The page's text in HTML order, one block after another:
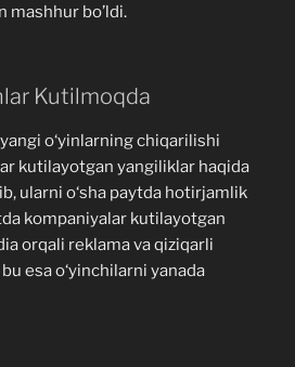
mashhur bo’ldi.
Kutilmoqda
o‘yinlarning chiqarilishi
kutilayotgan yangiliklar haqida
ularni o‘sha paytda hotirjamlik
kompaniyalar kutilayotgan
orqali reklama va qiziqarli
esa o‘yinchilarni yanada